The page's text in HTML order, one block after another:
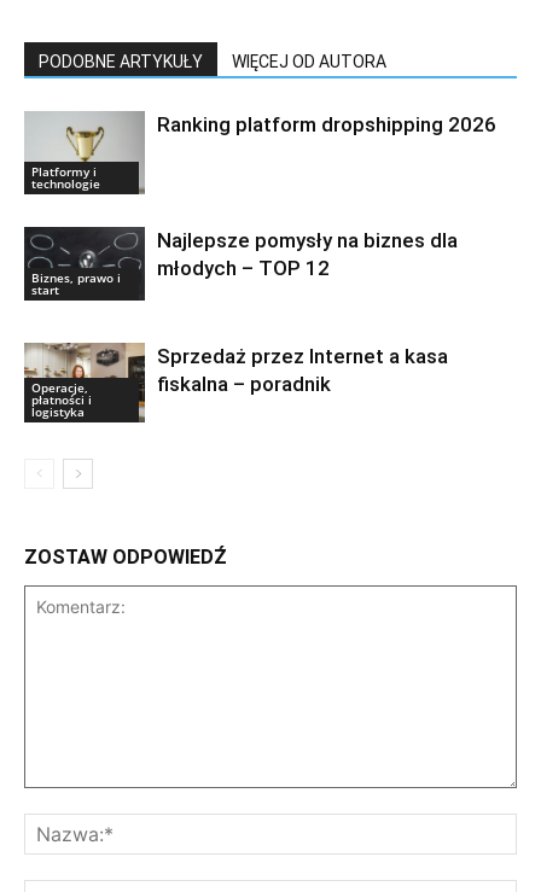
PODOBNE ARTYKUŁY WIĘCEJ OD AUTORA
Platformy i
technologie
Ranking platform dropshipping 2026
Biznes, prawo i
start
Najlepsze pomysły na biznes dla
młodych – TOP 12
Operacje,
płatności i
logistyka
Sprzedaż przez Internet a kasa
fiskalna – poradnik
ZOSTAW ODPOWIEDŹ